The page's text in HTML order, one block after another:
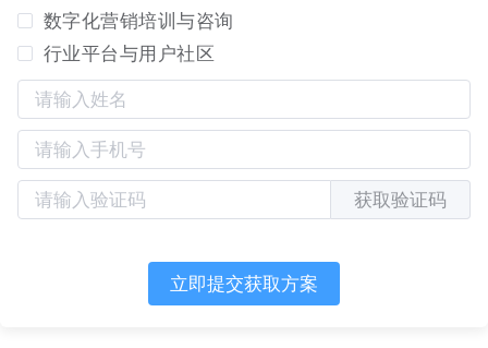
数字化营销培训与咨询
行业平台与用户社区
获取验证码
立即提交获取方案